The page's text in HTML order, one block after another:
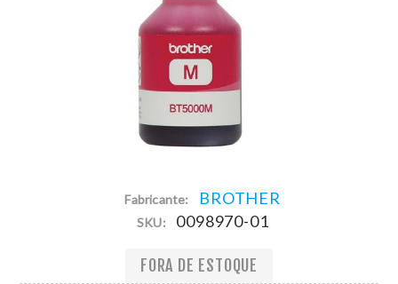
Fabricante: BROTHER
SKU: 0098970-01
FORA DE ESTOQUE